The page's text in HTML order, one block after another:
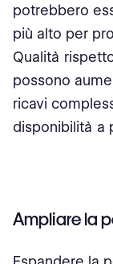
potrebbero
più alto per
Qualità
possono
ricavi
disponibilità a
Ampliare la